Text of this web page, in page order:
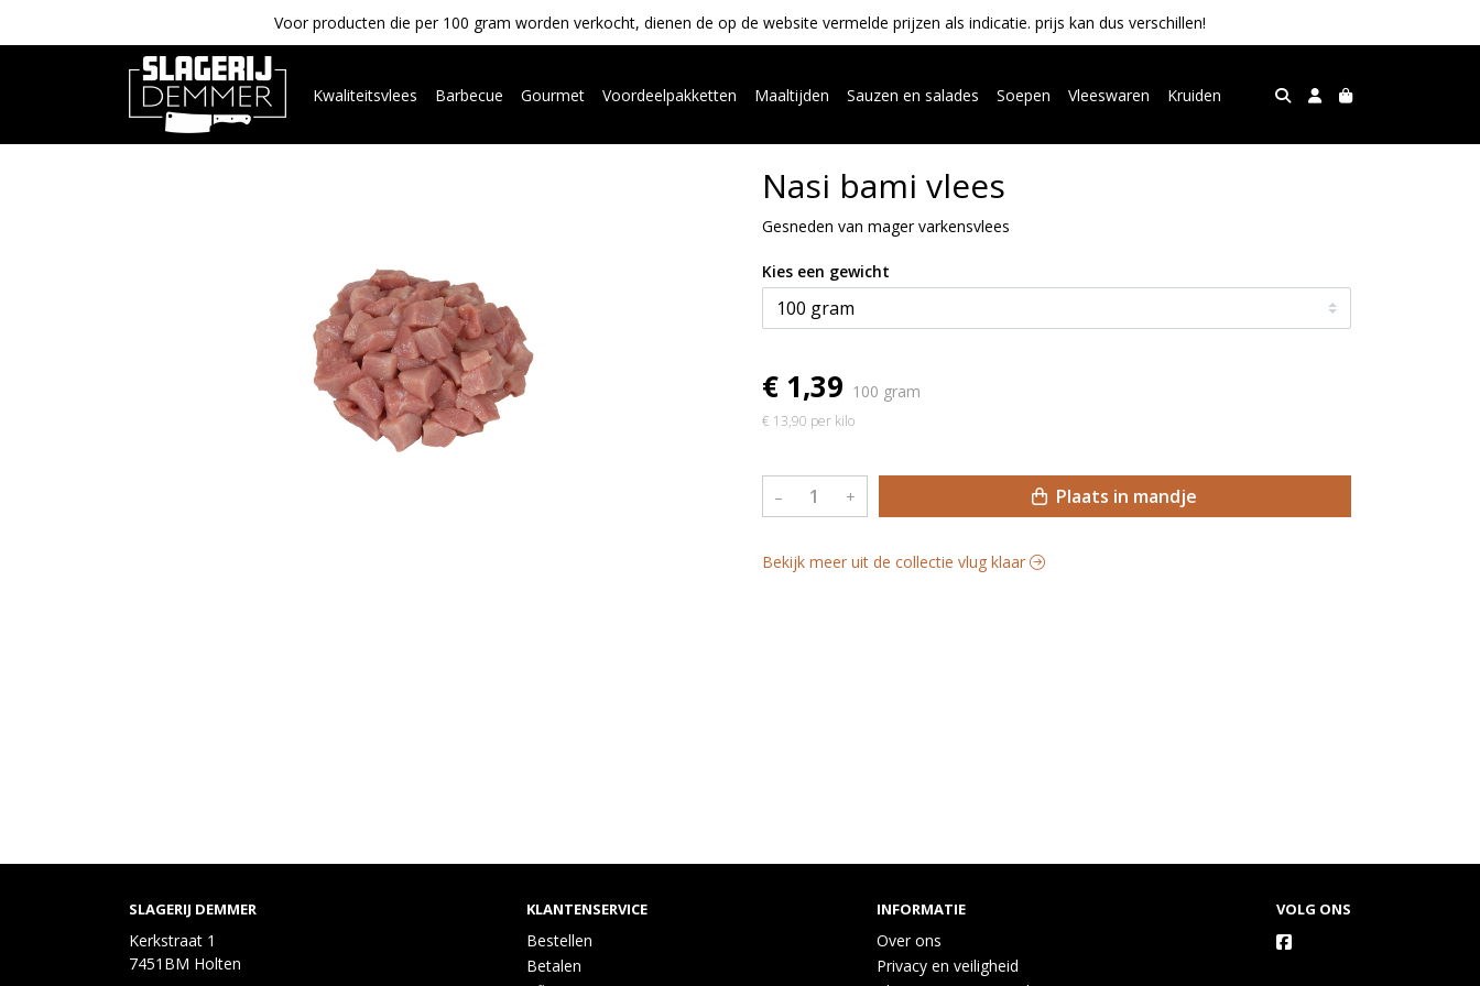
Voor producten die per 100 gram worden verkocht, dienen de op de website vermelde prijzen als indicatie. prijs kan dus verschillen!
Kwaliteitsvlees Barbecue Gourmet Voordeelpakketten Maaltijden Sauzen en salades Soepen Vleeswaren Kruiden
Nasi bami vlees
Gesneden van mager varkensvlees
Kies een gewicht
€ 1,39 100 gram
€ 13,90 per kilo
– + Plaats in mandje
Bekijk meer uit de collectie vlug klaar
SLAGERIJ DEMMER
Kerkstraat 1
7451BM Holten
KLANTENSERVICE
Bestellen
Betalen
INFORMATIE
Over ons
Privacy en veiligheid
VOLG ONS